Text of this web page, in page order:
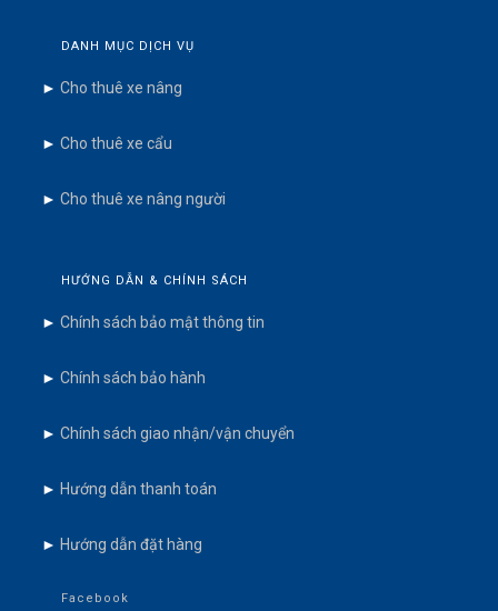
DANH MỤC DỊCH VỤ
►Cho thuê xe nâng
►Cho thuê xe cẩu
►Cho thuê xe nâng người
HƯỚNG DẪN & CHÍNH SÁCH
►Chính sách bảo mật thông tin
►Chính sách bảo hành
►Chính sách giao nhận/vận chuyển
► Hướng dẫn thanh toán
► Hướng dẫn đặt hàng
Facebook